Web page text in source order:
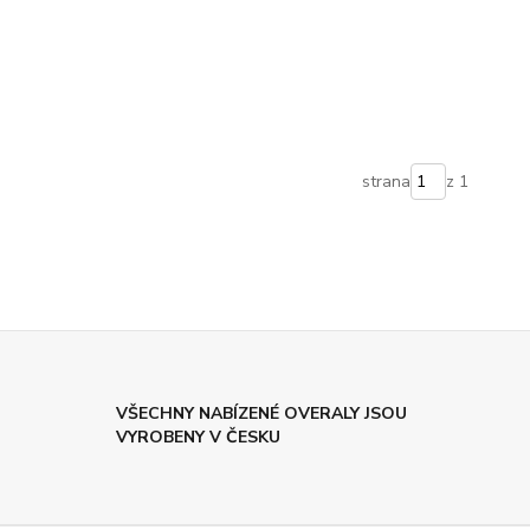
strana z 1
VŠECHNY NABÍZENÉ OVERALY JSOU
VYROBENY V ČESKU